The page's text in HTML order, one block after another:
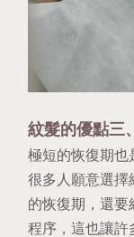
紋髮的優點三
極短的恢復期也
很多人願意選擇
的恢復期，還要
程序，這也讓許